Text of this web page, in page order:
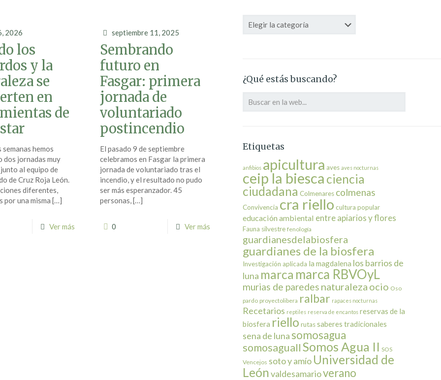
2026
los
y la
se
en
de
semanas hemos
dos jornadas muy
al equipo de
de Cruz Roja León.
diferentes,
por una misma […]
Ver más
septiembre 11, 2025
Sembrando
futuro en
Fasgar: primera
jornada de
voluntariado
postincendio
El pasado 9 de septiembre
celebramos en Fasgar la primera
jornada de voluntariado tras el
incendio, y el resultado no pudo
ser más esperanzador. 45
personas,[…]
0 Ver más
Categorías
¿Qué estás buscando?
Etiquetas
anfibios apicultura aves aves nocturnas
ceip la biesca ciencia
ciudadana Colmenares colmenas
Convivencia cra riello cultura popular
educación ambiental entre apiarios y flores
Fauna silvestre fenología
guardianesdelabiosfera
guardianes de la biosfera
Investigación aplicada la magdalena los barrios de
luna marca marca RBVOyL
murias de paredes naturaleza ocio Oso
pardo proyectolibera ralbar rapaces nocturnas
Recetarios reptiles reserva de encantos reservas de la
biosfera riello rutassaberes tradicionales
sena de luna somosagua
somosaguaIISomos Agua II SOS
Vencejos soto y amío Universidad de
Leónvaldesamarioverano